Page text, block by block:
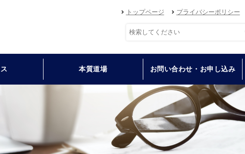
トップページ プライバシーポリシー
本質道場 お問い合わせ・お申し込み